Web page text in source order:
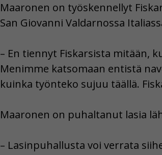
Maaronen on työskennellyt
San Giovanni Valdarnossa
– En tiennyt Fiskarsista mitään,
Menimme katsomaan entistä
kuinka työnteko sujuu täällä.
Maaronen on puhaltanut lasia
– Lasinpuhallusta voi verrata